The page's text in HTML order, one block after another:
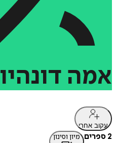
אמה דונהיו
עקוב אחרי
2 ספרים מיון וסינון